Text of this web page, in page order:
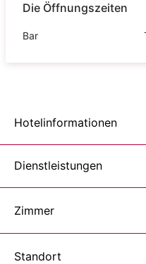
Die Öffnungszeiten
Bar
Hotelinformationen
Dienstleistungen
Zimmer
Standort